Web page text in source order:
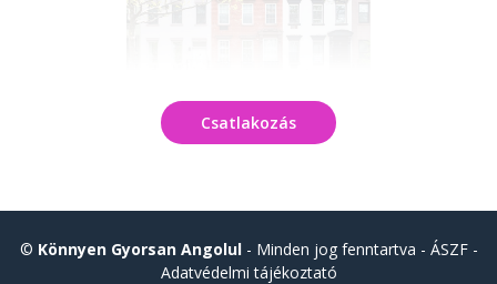
Csatlakozás
© Könnyen Gyorsan Angolul- Minden jog fenntartva - ÁSZF-
Adatvédelmi tájékoztató